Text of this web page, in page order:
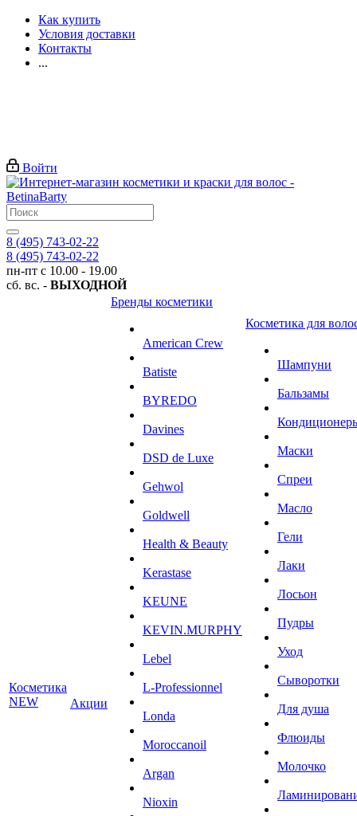
Как купить
Условия доставки
Контакты
...
Войти
8 (495) 743-02-22
8 (495) 743-02-22
пн-пт с 10.00 - 19.00
сб. вс. - ВЫХОДНОЙ
Косметика
NEW
Акции
Бренды косметики
American Crew
Batiste
BYREDO
Davines
DSD de Luxe
Gehwol
Goldwell
Health & Beauty
Kerastase
KEUNE
KEVIN.MURPHY
Lebel
L-Professionnel
Londa
Moroccanoil
Argan
Niохin
Косметика для
Шампуни
Бальзамы
Маски
Спреи
Масло
Гели
Лаки
Лосьон
Пудры
Уход
Сыворотки
Для душа
Флюиды
Молочко